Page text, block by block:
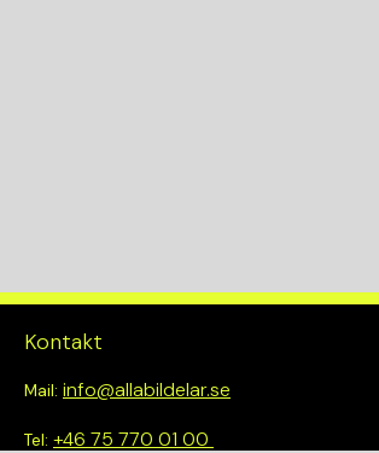
Kontakt
Mail: info@allabildelar.se
Tel: +46 75 770 01 00